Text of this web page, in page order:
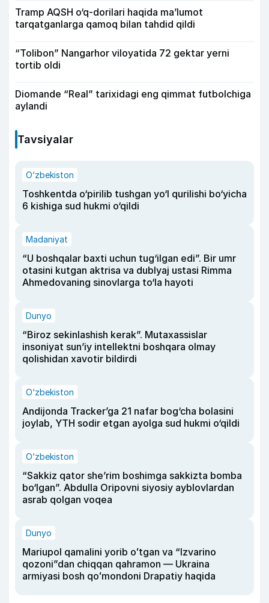
Tramp AQSH o‘q-dorilari haqida ma’lumot
tarqatganlarga qamoq bilan tahdid qildi
“Tolibon” Nangarhor viloyatida 72 gektar yerni
tortib oldi
Diomande “Real” tarixidagi eng qimmat futbolchiga
aylandi
Tavsiyalar
O‘zbekiston
Toshkentda o‘pirilib tushgan yo‘l qurilishi bo‘yicha
6 kishiga sud hukmi o‘qildi
Madaniyat
“U boshqalar baxti uchun tug‘ilgan edi”. Bir umr
otasini kutgan aktrisa va dublyaj ustasi Rimma
Ahmedovaning sinovlarga to‘la hayoti
Dunyo
“Biroz sekinlashish kerak”. Mutaxassislar
insoniyat sun’iy intellektni boshqara olmay
qolishidan xavotir bildirdi
O‘zbekiston
Andijonda Tracker’ga 21 nafar bog‘cha bolasini
joylab, YTH sodir etgan ayolga sud hukmi o‘qildi
O‘zbekiston
“Sakkiz qator she’rim boshimga sakkizta bomba
bo‘lgan”. Abdulla Oripovni siyosiy ayblovlardan
asrab qolgan voqea
Dunyo
Mariupol qamalini yorib oʻtgan va “Izvarino
qozoni”dan chiqqan qahramon — Ukraina
armiyasi bosh qoʻmondoni Drapatiy haqida